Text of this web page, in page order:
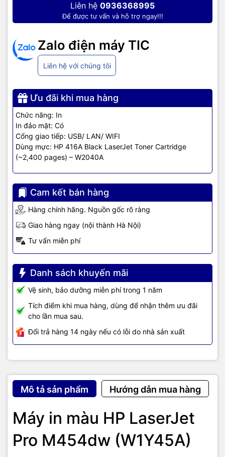
Liên hệ 0936368995
Để được tư vấn và hỗ trợ ngay!!!
Zalo điện máy TIC
Liên hệ với chúng tôi
Ưu đãi khi mua hàng
Chức năng: In
In đảo mặt: Có
Cổng giao tiếp: USB/ LAN/ WIFI
Dùng mực: HP 416A Black LaserJet Toner Cartridge
(~2,400 pages) – W2040A
Cam kết bán hàng
Hàng chính hãng. Nguồn gốc rõ ràng
Giao hàng ngay (nội thành Hà Nội)
Tư vấn miễn phí
Danh sách khuyến mãi
Vệ sinh, bảo dưỡng miễn phí trong 1 năm
Tích điểm khi mua hàng, dùng để nhận thêm ưu đãi
cho lần mua sau.
Đổi trả hàng 14 ngày nếu có lỗi do nhà sản xuất
Mô tả sản phẩm Hướng dẫn mua hàng
Máy in màu HP LaserJet
Pro M454dw (W1Y45A)
Trang bị màn hình cảm ứng. Mực
in đa dạng, dễ kiếm, dễ mua luôn
có tại Phúc Anh.
HP LaserJet Pro M454dw trang bị màn hình cảm ứng màu có thể
tùy chỉnh 2,7 inch (6,9cm) dễ thao tác, không lo hỏng nút bấm.
Mực hộp máy in laser HP 416A Black (W2040A) (~2,400 pages)
Mực hộp máy in laser HP 416A Black (W2040A) (~2,100 pages)
HP 416x Cyan Original LaserJet Toner Cartridge (~6,000 pages) –
W2041x
HP 416A Yellow LaserJet Toner Cartridge (~2,100 pages) –
W2042A;
HP 416x Yellow Original LaserJet Toner Cartridge (~6,000 pages)
– W2042x
HP 416A Magenta LaserJet Toner Cartridge (~2,100 pages) –
W2043A;
HP 416x Magenta Original LaserJet Toner Cartridge (~6,000
pages) W2043x
Tích hợp nhiều hệ điều hành, in
không dây từ xa với nhiều ứng
dụng. Độ bảo mật cao với tính
năng in bằng mã PIN.
HP LaserJet Pro M454dw tương thích với các hệ điều hành:
Windows 11; Windows 10; Windows 8; Windows 8.1; Windows 7;
Windows Client OS; Android; iOS; Mobile OS; macOS 10.12 Sierra;
macOS 10.13 High Sierra; macOS 10.14 Mojave.